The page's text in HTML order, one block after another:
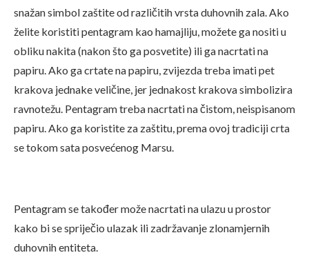
snažan simbol zaštite od različitih vrsta duhovnih zala. Ako
želite koristiti pentagram kao hamajliju, možete ga nositi u
obliku nakita (nakon što ga posvetite) ili ga nacrtati na
papiru. Ako ga crtate na papiru, zvijezda treba imati pet
krakova jednake veličine, jer jednakost krakova simbolizira
ravnotežu. Pentagram treba nacrtati na čistom, neispisanom
papiru. Ako ga koristite za zaštitu, prema ovoj tradiciji crta
se tokom sata posvećenog Marsu.
Pentagram se također može nacrtati na ulazu u prostor
kako bi se spriječio ulazak ili zadržavanje zlonamjernih
duhovnih entiteta.